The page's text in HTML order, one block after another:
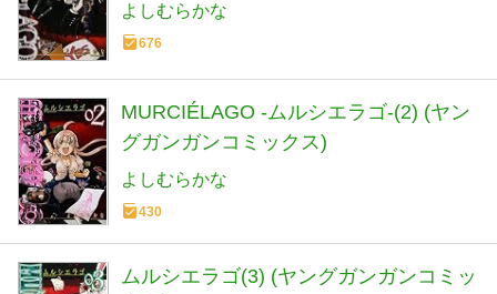
よしむらかな
676
MURCIÉLAGO -ムルシエラゴ-(2) (ヤン
グガンガンコミックス)
よしむらかな
430
ムルシエラゴ(3) (ヤングガンガンコミッ